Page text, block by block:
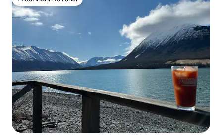
Misafirlerin favorisi